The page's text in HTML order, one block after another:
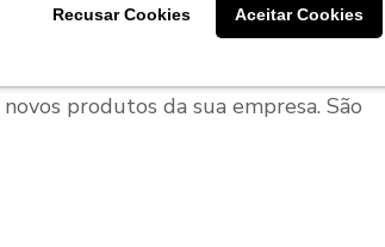
Recusar Cookies Aceitar Cookies
a sua marca. Também não estão
produtos da sua empresa. São